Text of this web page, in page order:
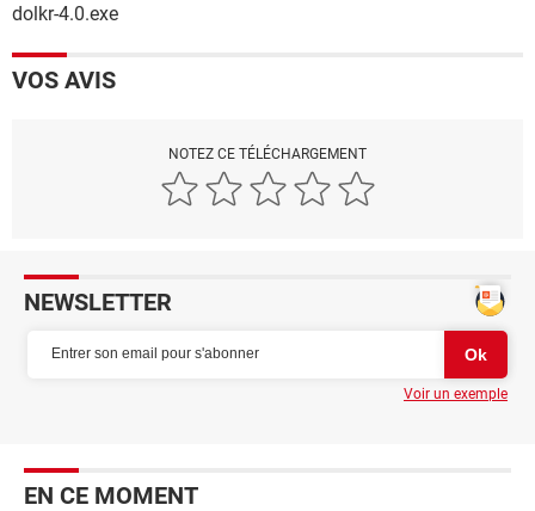
dolkr-4.0.exe
VOS AVIS
NOTEZ CE TÉLÉCHARGEMENT
NEWSLETTER
Voir un exemple
EN CE MOMENT